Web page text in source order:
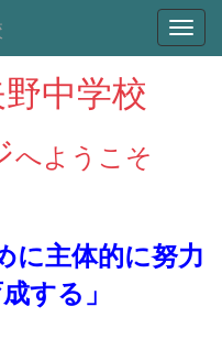
中学校
へようこそ
に主体的に努力
する 」